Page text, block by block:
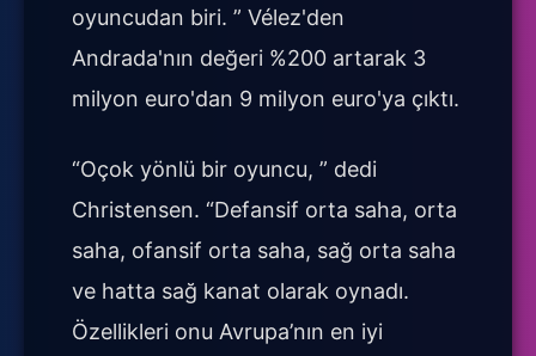
oyuncudan biri. ” Vélez'den
Andrada'nın değeri %200 artarak 3
milyon euro'dan 9 milyon euro'ya çıktı.
“Oçok yönlü bir oyuncu, ” dedi
Christensen. “Defansif orta saha, orta
saha, ofansif orta saha, sağ orta saha
ve hatta sağ kanat olarak oynadı.
Özellikleri onu Avrupa’nın en iyi